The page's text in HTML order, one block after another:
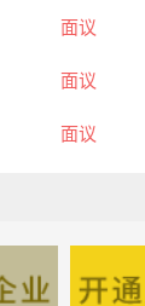
面议
面议
面议
面议